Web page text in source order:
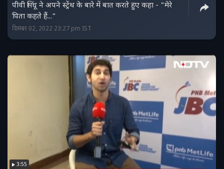
पीवी सिंधू ने अपने स्ट्रेंथ के बारे में बात करते हुए कहा - "मेरे
पिता कहते हैं..."
दिसंबर 02, 2022 23:27 pm IST
3:55